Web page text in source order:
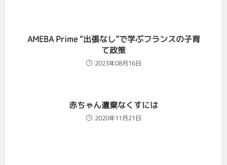
AMEBA Prime “出張なし”で学ぶフランスの子育
て政策
2023年08月16日
赤ちゃん遺棄なくすには
2020年11月21日